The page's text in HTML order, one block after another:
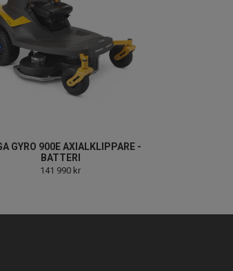
GYRO 900E AXIALKLIPPARE -
BATTERI
141 990 kr